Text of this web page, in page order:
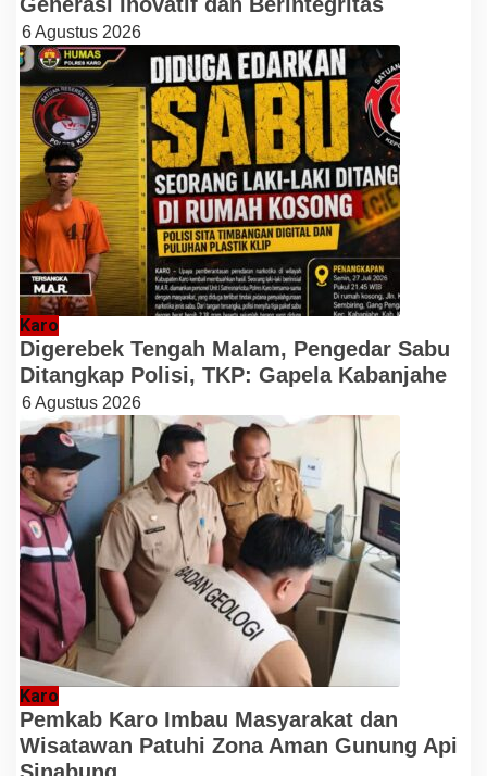
6 Agustus 2026
Karo
Digerebek Tengah Malam, Pengedar Sabu
Ditangkap Polisi, TKP: Gapela Kabanjahe
6 Agustus 2026
Karo
Pemkab Karo Imbau Masyarakat dan
Wisatawan Patuhi Zona Aman Gunung Api